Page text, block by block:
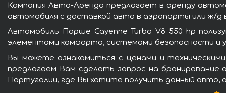
Компания Авто-Аренда предлагает в аренду
автомобиля с доставкой авто в аэропорты или ж/д
Автомобиль Порше Cayenne Turbo V8 550 hp
элементами комфорта, системами безопасности и
Вы можете ознакомиться с ценами и
предлагаем Вам сделать запрос на
Португалии, где Вы хотите получить данный